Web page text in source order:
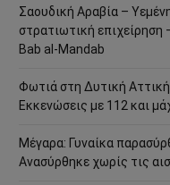
Σαουδική Αραβία –
στρατιωτική
Bab al-Mandab
Φωτιά στη Δυτική
Εκκενώσεις με 112 και
Μέγαρα: Γυναίκα
Ανασύρθηκε χωρίς τις